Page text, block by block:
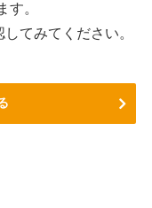
す。
てみてください。